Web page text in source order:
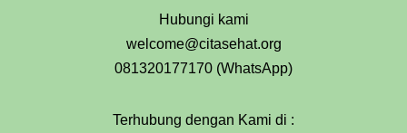
Hubungi kami
welcome@citasehat.org
081320177170 (WhatsApp)
Terhubung dengan Kami di :